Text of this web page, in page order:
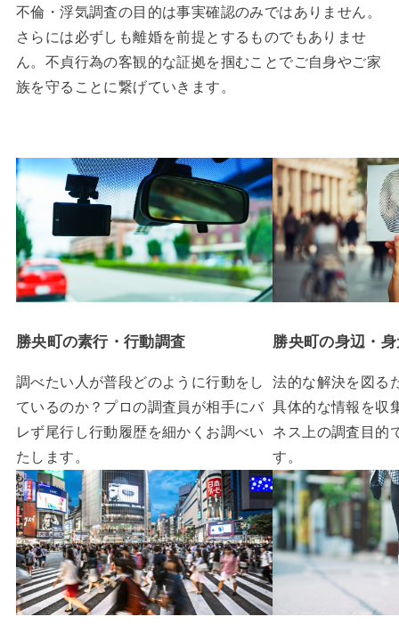
不倫・浮気調査の目的は事実確認のみではありません。
さらには必ずしも離婚を前提とするものでもありませ
ん。不貞行為の客観的な証拠を掴むことでご自身やご家
族を守ることに繋げていきます。
勝央町の素行・行動調査
調べたい人が普段どのように行動をし
ているのか？プロの調査員が相手にバ
レず尾行し行動履歴を細かくお調べい
たします。
勝央町の身辺・
法的な解決を図る
具体的な情報を収
ネス上の調査目的
す。